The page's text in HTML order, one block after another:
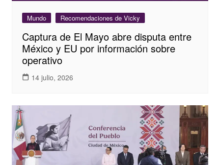
Mundo Recomendaciones de Vicky
Captura de El Mayo abre disputa entre
México y EU por información sobre
operativo
14 julio, 2026